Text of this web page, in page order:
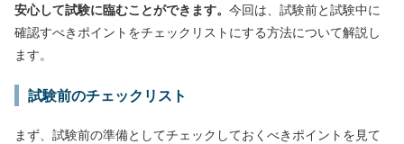
安心して試験に臨むことができます。 今回は、試験前と試験中に
確認すべきポイントをチェックリストにする方法について解説し
ます。
試験前のチェックリスト
まず、試験前の準備としてチェックしておくべきポイントを見て